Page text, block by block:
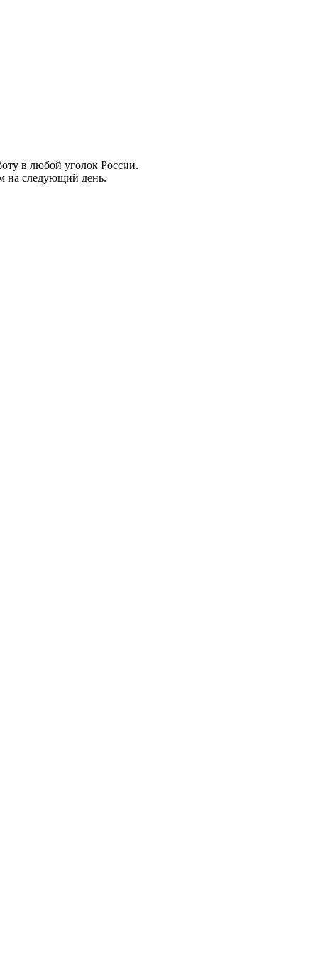
в любой уголок России.
на следующий день.